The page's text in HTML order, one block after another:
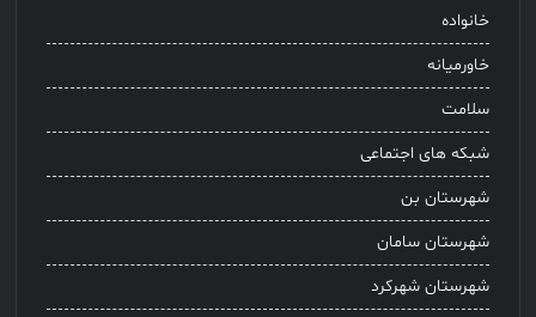
خانواده
خاورمیانه
سلامت
شبکه های اجتماعی
شهرستان بن
شهرستان سامان
شهرستان شهرکرد